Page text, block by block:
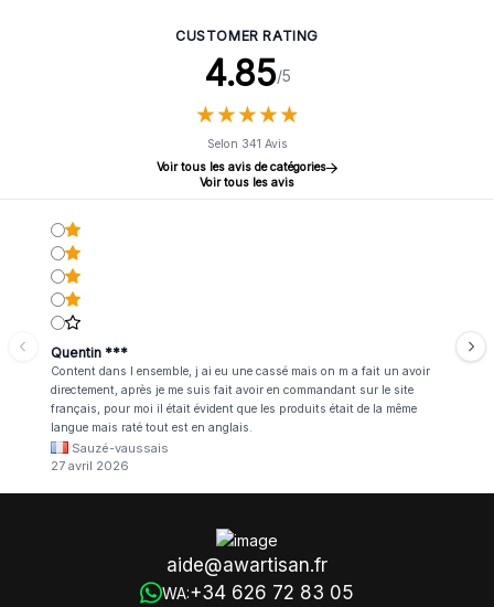
CUSTOMER RATING
4.85/5
★★★★★
★★★★★
Selon 341 Avis
Voir tous les avis de catégories
Voir tous les avis
Quentin ***
Content dans l ensemble, j ai eu une cassé mais on m a fait un avoir
directement, après je me suis fait avoir en commandant sur le site
français, pour moi il était évident que les produits était de la même
langue mais raté tout est en anglais.
Sauzé-vaussais
27 avril 2026
aide@awartisan.fr
WA:+34 626 72 83 05